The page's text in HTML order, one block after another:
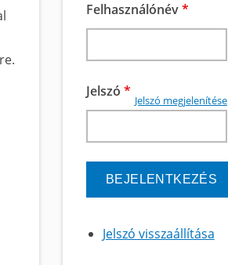
Felhasználónév*
Jelszó *
Jelszó megjelenítése
Jelszó visszaállítása